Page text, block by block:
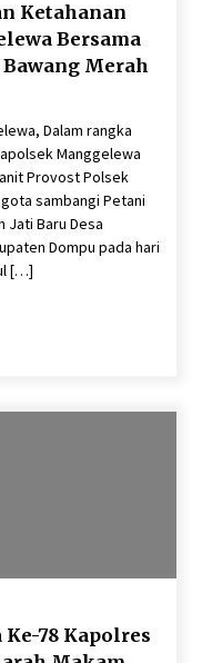
Ketahanan
Bersama
Merah
Dalam rangka
Manggelewa
Provost Polsek
sambangi Petani
Jati Baru Desa
Dompu pada hari
[…]
78 Kapolres